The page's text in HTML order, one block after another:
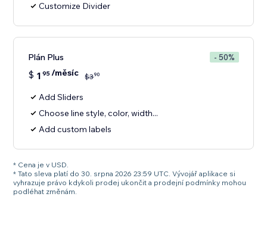
Customize Divider
Plán Plus - 50%
$ 1 95/měsíc $390
Add Sliders
Choose line style, color, width...
Add custom labels
* Cena je v USD.
* Tato sleva platí do 30. srpna 2026 23:59 UTC. Vývojář aplikace si
vyhrazuje právo kdykoli prodej ukončit a prodejní podmínky mohou
podléhat změnám.